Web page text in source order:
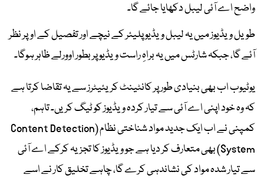
واضح اے آئی لیبل دکھایا جائے گا۔
طویل ویڈیوز میں یہ لیبل ویڈیو پلیئر کے نیچے اور تفصیل کے اوپر نظر
آئے گا، جبکہ شارٹس میں یہ براہِ راست ویڈیو پر بطور اوورلے ظاہر ہوگا۔
یوٹیوب اب بھی بنیادی طور پر کانٹینٹ کریئیٹرز سے یہ تقاضا کرتا ہے
کہ وہ خود اپنی اے آئی سے تیار کردہ ویڈیوز کو ٹیگ کریں۔ تاہم،
کمپنی نے اب ایک جدید مواد شناختی نظام (Content Detection
System) بھی متعارف کر دیا ہے جو ویڈیوز کا تجزیہ کرکے اے آئی
سے تیار شدہ مواد کی نشاندہی کرے گا، چاہے تخلیق کار نے اسے